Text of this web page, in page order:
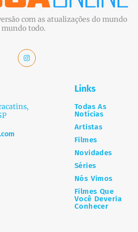
com as atualizações do mundo
todo.
Links
Todas As
Notícias
Artistas
Filmes
Novidades
Séries
Nós Vimos
Filmes Que
Você Deveria
Conhecer